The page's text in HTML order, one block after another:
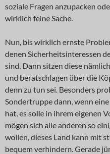
soziale Fragen anzupacken
wirklich feine Sache.
Nun, bis wirklich ernste
denen Sicherheitsinteressen
sind. Dann sitzen diese
und beratschlagen über die
denn zu tun sei. Besonders
Sondertruppe dann, wenn
hat, es solle in ihrem eigenen
mögen sich alle anderen so
wollen, dieses Land kann mit
bequem verhindern. Gerade